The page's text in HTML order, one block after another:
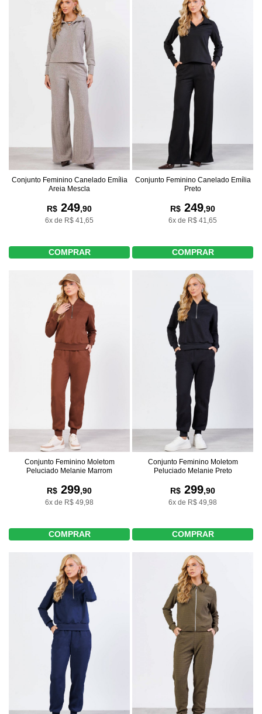
Conjunto Feminino Canelado Emília
Areia Mescla
R$ 249,90
6x de R$ 41,65
COMPRAR
Conjunto Feminino Canelado Emília
Preto
R$ 249,90
6x de R$ 41,65
COMPRAR
Conjunto Feminino Moletom
Peluciado Melanie Marrom
R$ 299,90
6x de R$ 49,98
COMPRAR
Conjunto Feminino Moletom
Peluciado Melanie Preto
R$ 299,90
6x de R$ 49,98
COMPRAR